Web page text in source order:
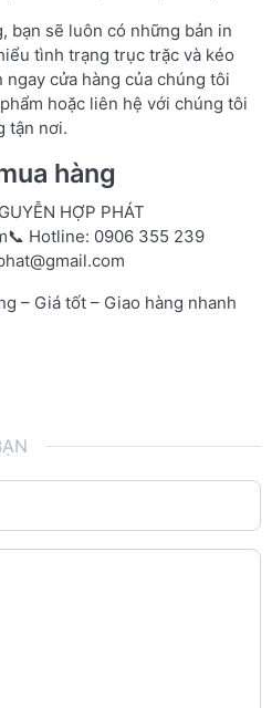
bạn sẽ luôn có những bản in
tình trạng trục trặc và kéo
cửa hàng của chúng tôi
hoặc liên hệ với chúng tôi
tận nơi.
hàng
HỢP PHÁT
📞 Hotline: 0906 355 239
– Giá tốt – Giao hàng nhanh